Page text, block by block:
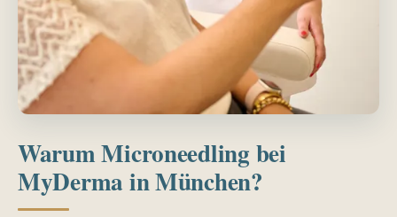
Warum Microneedling bei
MyDerma in München?